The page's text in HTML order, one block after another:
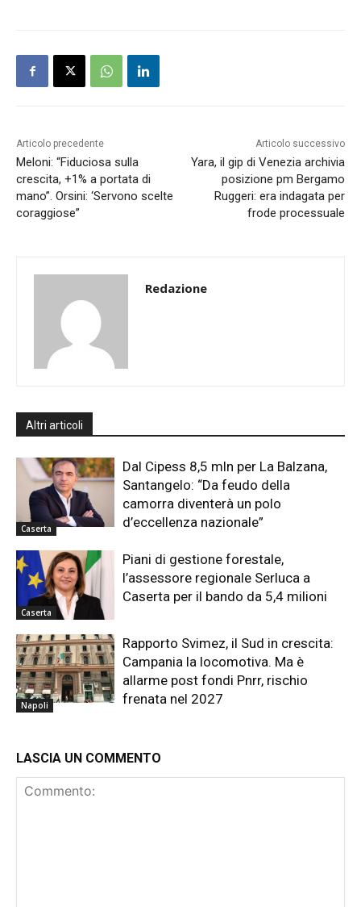
Articolo precedente
Meloni: “Fiduciosa sulla
crescita, +1% a portata di
mano”. Orsini: ‘Servono scelte
coraggiose”
Articolo successivo
Yara, il gip di Venezia archivia
posizione pm Bergamo
Ruggeri: era indagata per
frode processuale
Redazione
Altri articoli
Caserta
Dal Cipess 8,5 mln per La Balzana,
Santangelo: “Da feudo della
camorra diventerà un polo
d’eccellenza nazionale”
Caserta
Piani di gestione forestale,
l’assessore regionale Serluca a
Caserta per il bando da 5,4 milioni
Napoli
Rapporto Svimez, il Sud in crescita:
Campania la locomotiva. Ma è
allarme post fondi Pnrr, rischio
frenata nel 2027
LASCIA UN COMMENTO